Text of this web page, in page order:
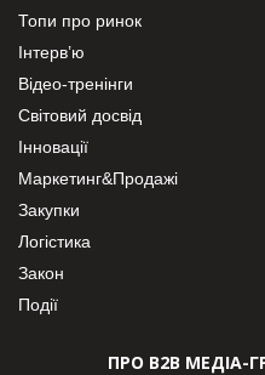
Топи про ринок
Інтерв’ю
Відео-тренінги
Світовий досвід
Інновації
Маркетинг&Продажі
Закупки
Логістика
Закон
Події
ПРО В2В МЕДІА-